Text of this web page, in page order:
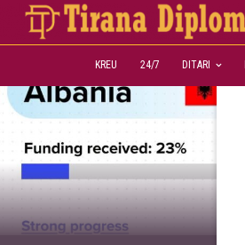
KREU 24/7 DITARI